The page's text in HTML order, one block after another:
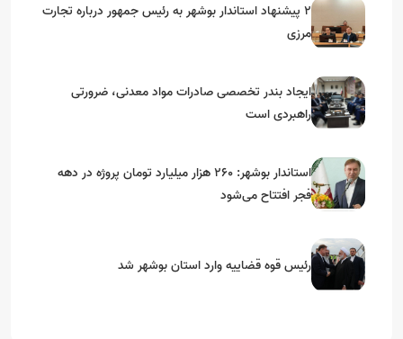
۲ پیشنهاد استاندار بوشهر به رئیس جمهور درباره تجارت
مرزی
ایجاد بندر تخصصی صادرات مواد معدنی، ضرورتی
راهبردی است
استاندار بوشهر: ۲۶۰ هزار میلیارد تومان پروژه در دهه
فجر افتتاح می‌شود
رئیس قوه قضاییه وارد استان بوشهر شد